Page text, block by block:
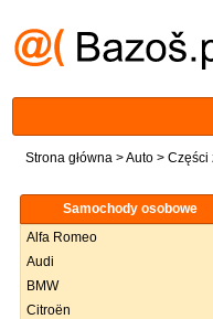
Strona główna >Auto > Części
Samochody osobowe
Alfa Romeo
Audi
BMW
Citroën